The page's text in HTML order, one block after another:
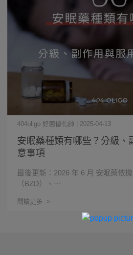
安眠藥種類有哪些？分級、
意事項
404oligo 好菌優化師 | 2025-04-13
最後更新：2026 年 6 月 安眠藥依
（BZD）、⋯
閱讀更多 ->